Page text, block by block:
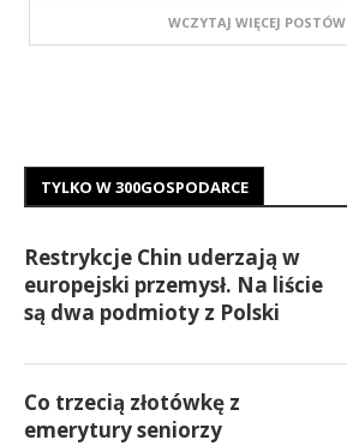
WCZYTAJ WIĘCEJ POSTÓW
TYLKO W 300GOSPODARCE
Restrykcje Chin uderzają w
europejski przemysł. Na liście
są dwa podmioty z Polski
Co trzecią złotówkę z
emerytury seniorzy